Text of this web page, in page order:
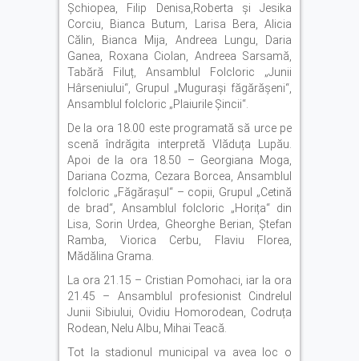
Șchiopea, Filip Denisa,Roberta și Jesika
Corciu, Bianca Butum, Larisa Bera, Alicia
Călin, Bianca Mija, Andreea Lungu, Daria
Ganea, Roxana Ciolan, Andreea Sarsamă,
Tabără Filuț, Ansamblul Folcloric „Junii
Hârseniului“, Grupul „Mugurași făgărășeni“,
Ansamblul folcloric „Plaiurile Șincii“.
De la ora 18.00 este programată să urce pe
scenă îndrăgita interpretă Vlăduța Lupău.
Apoi de la ora 18.50 – Georgiana Moga,
Dariana Cozma, Cezara Borcea, Ansamblul
folcloric „Făgărașul“ – copii, Grupul „Cetină
de brad“, Ansamblul folcloric „Horița“ din
Lisa, Sorin Urdea, Gheorghe Berian, Ștefan
Ramba, Viorica Cerbu, Flaviu Florea,
Mădălina Grama.
La ora 21.15 – Cristian Pomohaci, iar la ora
21.45 – Ansamblul profesionist Cindrelul
Junii Sibiului, Ovidiu Homorodean, Codruța
Rodean, Nelu Albu, Mihai Teacă.
Tot la stadionul municipal va avea loc o